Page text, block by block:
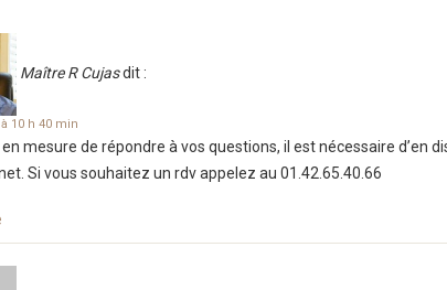
Maître R Cujasdit :
10 h 40 min
mesure de répondre à vos questions, il est nécessaire d’en
Si vous souhaitez un rdv appelez au 01.42.65.40.66